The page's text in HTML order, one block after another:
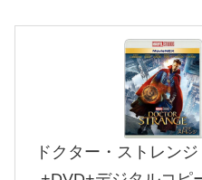
ドクター・ストレン